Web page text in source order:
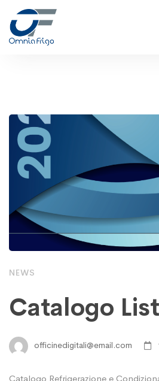
NEWS
Catalogo
officinedigitali@email.com
Catalogo Refrigerazione e